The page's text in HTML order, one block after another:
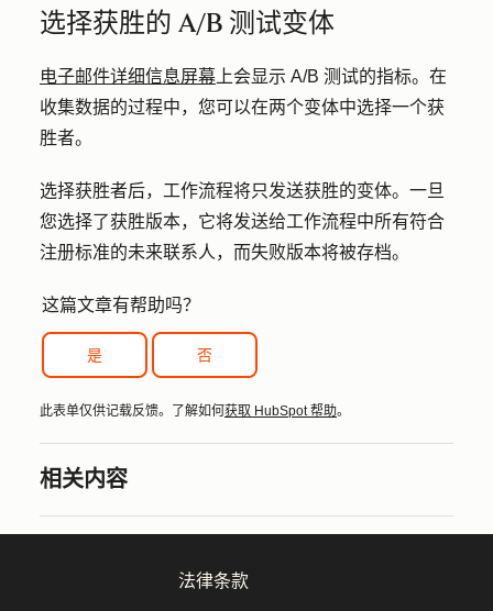
选择获胜的 A/B 测试变体
电子邮件详细信息屏幕 上会显示 A/B 测试的指标。在
收集数据的过程中，您可以在两个变体中选择一个获
胜者。
选择获胜者后，工作流程将只发送获胜的变体。一旦
您选择了获胜版本，它将发送给工作流程中所有符合
注册标准的未来联系人，而失败版本将被存档。
这篇文章有帮助吗？
是 否
此表单仅供记载反馈。了解如何 获取 HubSpot 帮助。
相关内容
法律条款